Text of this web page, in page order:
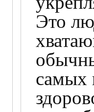
Это
самых